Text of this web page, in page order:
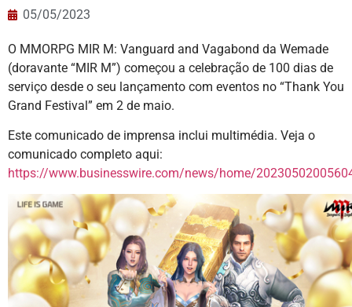
05/05/2023
O MMORPG MIR M: Vanguard and Vagabond da Wemade
(doravante “MIR M”) começou a celebração de 100 dias de
serviço desde o seu lançamento com eventos no “Thank You
Grand Festival” em 2 de maio.
Este comunicado de imprensa inclui multimédia. Veja o
comunicado completo aqui:
https://www.businesswire.com/news/home/